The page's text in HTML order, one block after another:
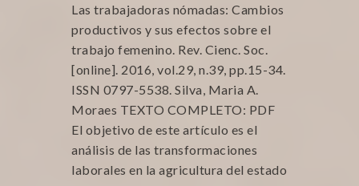
Las trabajadoras nómadas: Cambios
productivos y sus efectos sobre el
trabajo femenino. Rev. Cienc. Soc.
[online]. 2016, vol.29, n.39, pp.15-34.
ISSN 0797-5538. Silva, Maria A.
Moraes TEXTO COMPLETO: PDF
El objetivo de este artículo es el
análisis de las transformaciones
laborales en la agricultura del estado